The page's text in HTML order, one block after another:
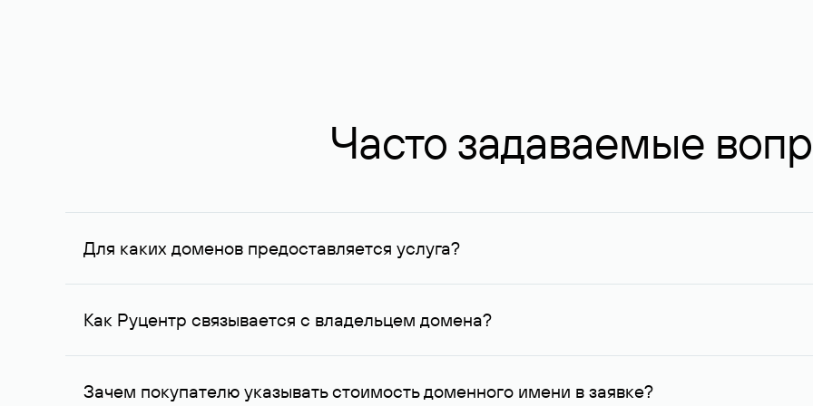
Часто задаваемые
Для каких доменов предоставляется услуга?
Услуга доступна для доменов, зарегистрированных в Руцентре и у других регистраторов. Для доменов,
Как Руцентр связывается с владельцем домена?
Для связи с владельцем домена используются его контактные данные, доступные Руцентру.
Зачем покупателю указывать стоимость доменного имени в заявке?